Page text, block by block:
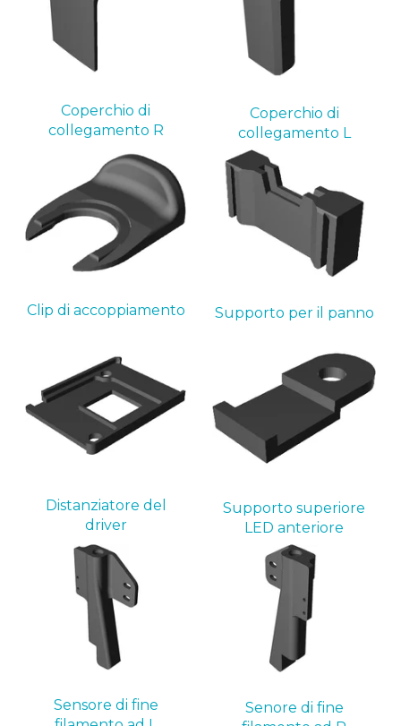
Coperchio di
collegamento R
Coperchio di
collegamento L
Clip di accoppiamento Supporto per il panno
Distanziatore del
driver
Supporto superiore
LED anteriore
Sensore di fine
Senore di fine